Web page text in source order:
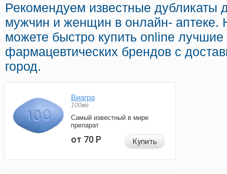
Рекомендуем известные дубликаты
мужчин и женщин в онлайн- аптеке.
можете быстро купить online
фармацевтических брендов с
город.
Виагра
100мг
Самый известный в мире
препарат
от 70Р Купить